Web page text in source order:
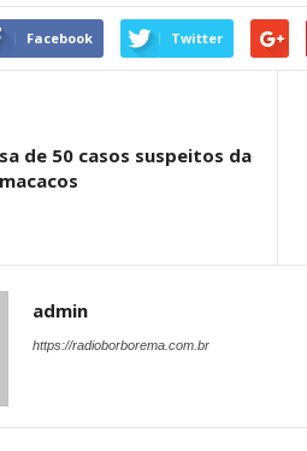
Facebook Twitter
de 50 casos suspeitos da
admin
https://radioborborema.com.br